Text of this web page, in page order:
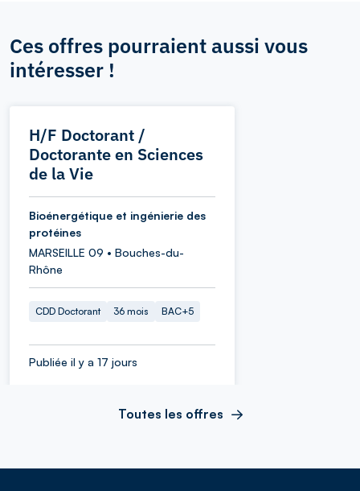
Ces offres pourraient aussi vous
intéresser !
H/F Doctorant /
Doctorante en Sciences
de la Vie
Bioénergétique et ingénierie des
protéines
MARSEILLE 09 • Bouches-du-
Rhône
CDD Doctorant 36 mois BAC+5
Publiée il y a 17 jours
Toutes les offres